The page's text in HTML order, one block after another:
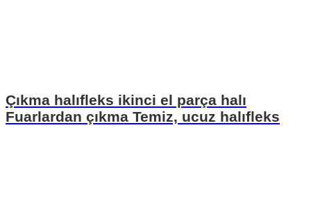
Çıkma halıfleks ikinci el parça halı
Fuarlardan çıkma Temiz, ucuz halıfleks